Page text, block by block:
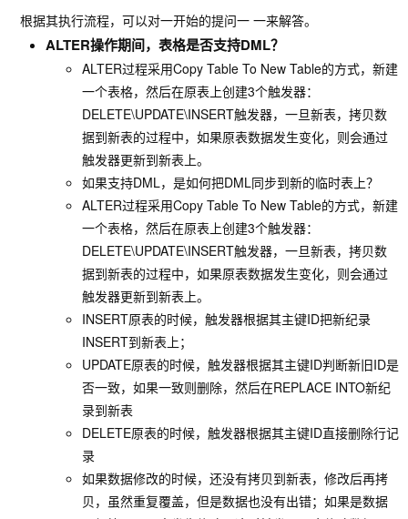
根据其执行流程，可以对一开始的提问一 一来解答。
ALTER操作期间，表格是否支持DML？
ALTER过程采用Copy Table To New Table的方式，新建
一个表格，然后在原表上创建3个触发器：
DELETE\UPDATE\INSERT触发器，一旦新表，拷贝数
据到新表的过程中，如果原表数据发生变化，则会通过
触发器更新到新表上。
如果支持DML，是如何把DML同步到新的临时表上？
ALTER过程采用Copy Table To New Table的方式，新建
一个表格，然后在原表上创建3个触发器：
DELETE\UPDATE\INSERT触发器，一旦新表，拷贝数
据到新表的过程中，如果原表数据发生变化，则会通过
触发器更新到新表上。
INSERT原表的时候，触发器根据其主键ID把新纪录
INSERT到新表上；
UPDATE原表的时候，触发器根据其主键ID判断新旧ID是
否一致，如果一致则删除，然后在REPLACE INTO新纪
录到新表
DELETE原表的时候，触发器根据其主键ID直接删除行记
录
如果数据修改的时候，还没有拷贝到新表，修改后再拷
贝，虽然重复覆盖，但是数据也没有出错；如果是数据